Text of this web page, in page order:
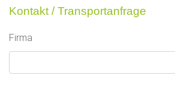
Kontakt / Transportanfrage
Firma